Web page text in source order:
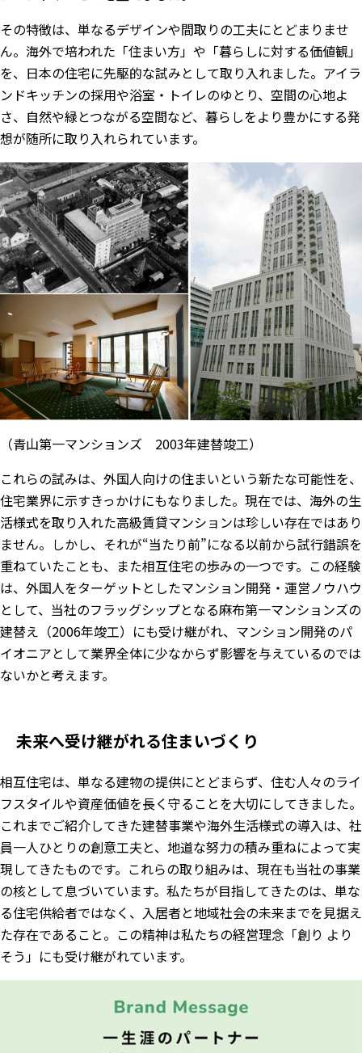
その特徴は、単なるデザインや間取りの工夫にとどまりませ
ん。海外で培われた「住まい方」や「暮らしに対する価値観」
を、日本の住宅に先駆的な試みとして取り入れました。アイラ
ンドキッチンの採用や浴室・トイレのゆとり、空間の心地よ
さ、自然や緑とつながる空間など、暮らしをより豊かにする発
想が随所に取り入れられています。
（青山第一マンションズ 2003年建替竣工）
これらの試みは、外国人向けの住まいという新たな可能性を、
住宅業界に示すきっかけにもなりました。現在では、海外の生
活様式を取り入れた高級賃貸マンションは珍しい存在ではあり
ません。しかし、それが“当たり前”になる以前から試行錯誤を
重ねていたことも、また相互住宅の歩みの一つです。この経験
は、外国人をターゲットとしたマンション開発・運営ノウハウ
として、当社のフラッグシップとなる麻布第一マンションズの
建替え（2006年竣工）にも受け継がれ、マンション開発のパ
イオニアとして業界全体に少なからず影響を与えているのでは
ないかと考えます。
未来へ受け継がれる住まいづくり
相互住宅は、単なる建物の提供にとどまらず、住む人々のライ
フスタイルや資産価値を長く守ることを大切にしてきました。
これまでご紹介してきた建替事業や海外生活様式の導入は、社
員一人ひとりの創意工夫と、地道な努力の積み重ねによって実
現してきたものです。これらの取り組みは、現在も当社の事業
の核として息づいています。私たちが目指してきたのは、単な
る住宅供給者ではなく、入居者と地域社会の未来までを見据え
た存在であること。この精神は私たちの経営理念「創り より
そう」にも受け継がれています。